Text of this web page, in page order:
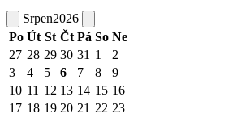
Srpen2026
Po Út St Čt Pá So Ne
27 28 29 30 31 1
2
3
4 5 6 7 8
9
10 11 12 13 14 15 16
17 18 19 20 21 22 23